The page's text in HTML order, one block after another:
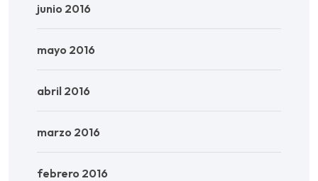
junio 2016
mayo 2016
abril 2016
marzo 2016
febrero 2016